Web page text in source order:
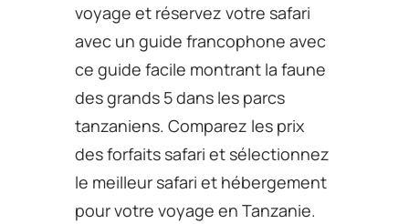
voyage et réservez votre safari
avec un guide francophone avec
ce guide facile montrant la faune
des grands 5 dans les parcs
tanzaniens. Comparez les prix
des forfaits safari et sélectionnez
le meilleur safari et hébergement
pour votre voyage en Tanzanie.